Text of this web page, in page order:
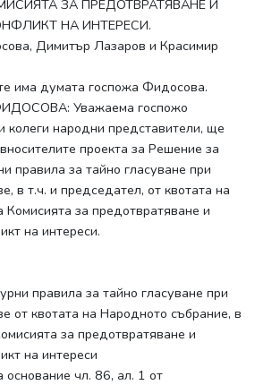
ЗА ПРЕДОТВРАТЯВАНЕ И
НА ИНТЕРЕСИ.
Димитър Лазаров и Красимир
има думата госпожа Фидосова.
Уважаема госпожо
колеги народни представители, ще
проекта за Решение за
правила за тайно гласуване при
в т.ч. и председател, от квотата на
за предотвратяване и
на интереси.
правила за тайно гласуване при
от квотата на Народното събрание, в
за предотвратяване и
на интереси
чл. 86, ал. 1 от